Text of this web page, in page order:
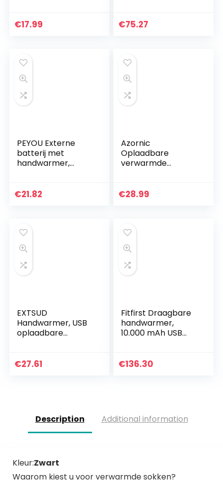
voor mannen en
choenen…
€17.99 €75.27
PEYOU Externe
batterij met
handwarmer,
LED-verlichting,
€21.82
Azornic
Oplaadbare
verwarmde
mannen en
verwarmde…
€28.99
EXTSUD
Handwarmer, USB
oplaadbare
draagbare
€27.61
Fitfirst Draagbare
handwarmer,
10.000 mAh USB
zakhandwarmer
€136.30
Description Additional information
Kleur:Zwart
Waarom kiest u voor verwarmde sokken?